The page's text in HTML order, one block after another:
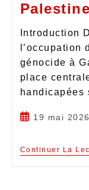
Palestine
Introduction
génocide à
place
handicapées
19 mai 2026
Continuer La